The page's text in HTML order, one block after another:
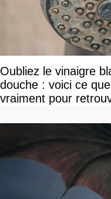
Oubliez le vinaigre
douche : voici ce
vraiment pour